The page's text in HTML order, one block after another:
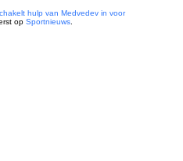
hulp van Medvedev in voor
op Sportnieuws.